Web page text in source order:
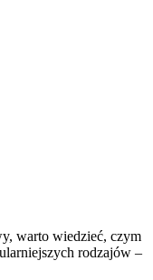
warto wiedzieć, czym
rodzajów –